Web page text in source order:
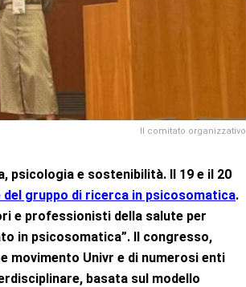
Il comitato organizzativo
psicologia e sostenibilità. Il 19 e il 20
gruppo di ricerca in psicosomatica.
e professionisti della salute per
in psicosomatica”. Il congresso,
movimento Univr e di numerosi enti
basata sul modello